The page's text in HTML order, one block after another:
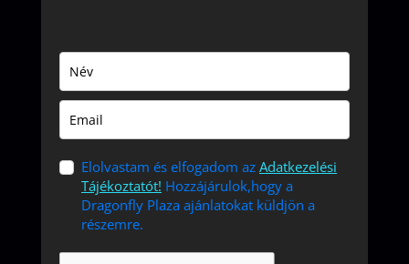
Elolvastam és elfogadom az Adatkezelési
Tájékoztatót! Hozzájárulok,hogy a
Dragonfly Plaza ajánlatokat küldjön a
részemre.